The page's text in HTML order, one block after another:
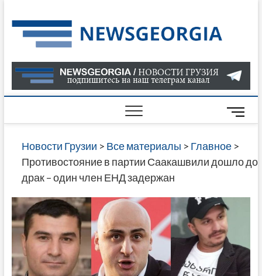
to
content
О
В
ГРУЗИИ
САЙТЕ
M
e
n
u
n
Новости Грузии > Все материалы > Главное>
Противостояние в партии Саакашвили дошло до
драк – один член ЕНД задержан